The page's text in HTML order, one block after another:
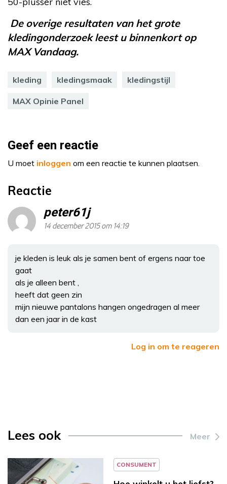
De overige resultaten van het grote
kledingonderzoek leest u binnenkort op
MAX Vandaag.
kleding kledingsmaak kledingstijl
MAX Opinie Panel
Geef een reactie
U moet inloggen om een reactie te kunnen plaatsen.
Reactie
peter61j
14 december 2015 om 14:19
je kleden is leuk als je samen bent of ergens naar toe
gaat
als je alleen bent ,
heeft dat geen zin
mijn nieuwe pantalons hangen ongedragen al meer
dan een jaar in de kast
Log in om te reageren
Lees ook Meer
CONSUMENT